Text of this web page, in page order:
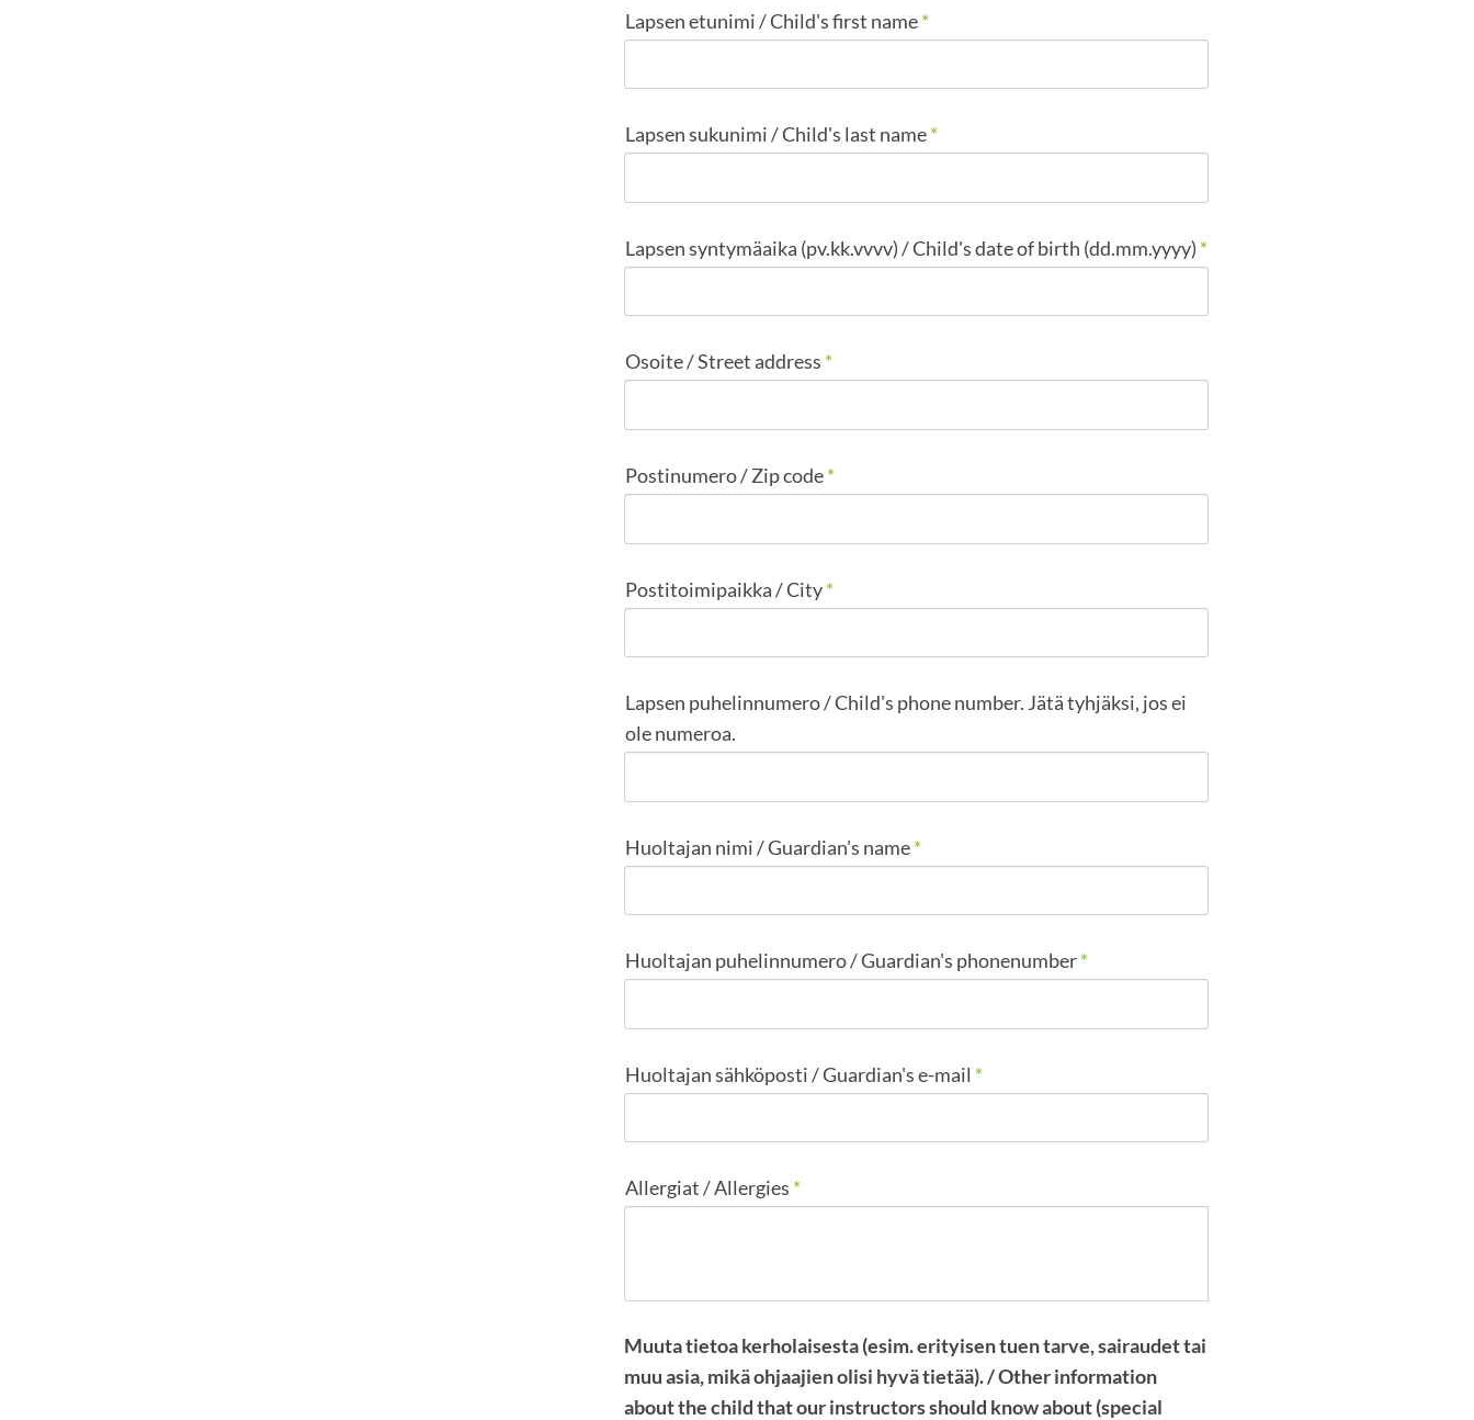
Lapsen etunimi / Child's first name*
Lapsen sukunimi / Child's last name*
Lapsen syntymäaika (pv.kk.vvvv) / Child's date of birth (dd.mm.yyyy) *
Osoite / Street address *
Postinumero / Zip code*
Postitoimipaikka / City*
Lapsen puhelinnumero / Child's phone number. Jätä tyhjäksi, jos ei
ole numeroa.
Huoltajan nimi / Guardian's name*
Huoltajan puhelinnumero / Guardian's phonenumber*
Huoltajan sähköposti / Guardian's e-mail *
Allergiat / Allergies *
Muuta tietoa kerholaisesta (esim. erityisen tuen tarve, sairaudet tai
muu asia, mikä ohjaajien olisi hyvä tietää). / Other information
about the child that our instructors should know about (special